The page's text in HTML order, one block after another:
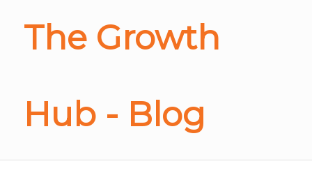
The Growth
Hub - Blog